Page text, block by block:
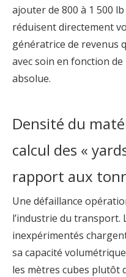
ajouter de 800 à 1 500
réduisent directement
génératrice de revenus
avec soin en fonction
absolue.
Densité du
calcul des «
rapport aux
Une défaillance
l’industrie du transport.
inexpérimentés
sa capacité
les mètres cubes plutôt